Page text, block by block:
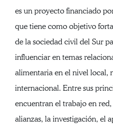
es un proyecto financiado
que tiene como objetivo
de la sociedad civil del Sur
influenciar en temas
alimentaria en el nivel local,
internacional. Entre sus
encuentran el trabajo en
alianzas, la investigación, el